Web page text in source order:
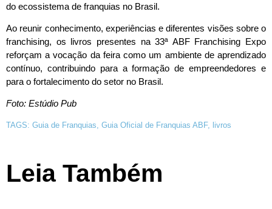
do ecossistema de franquias no Brasil.
Ao reunir conhecimento, experiências e diferentes visões sobre o
franchising, os livros presentes na 33ª ABF Franchising Expo
reforçam a vocação da feira como um ambiente de aprendizado
contínuo, contribuindo para a formação de empreendedores e
para o fortalecimento do setor no Brasil.
Foto: Estúdio Pub
TAGS: Guia de Franquias Guia Oficial de Franquias ABF, livros
Leia Também